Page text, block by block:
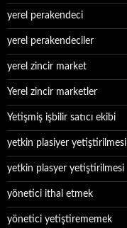
yerel perakendeci
yerel perakendeciler
yerel zincir market
Yerel zincir marketler
Yetişmiş işbilir satıcı ekibi
yetkin plasiyer yetiştirilmesi
yetkin plasyer yetiştirilmesi
yönetici ithal etmek
yönetici yetiştirememek